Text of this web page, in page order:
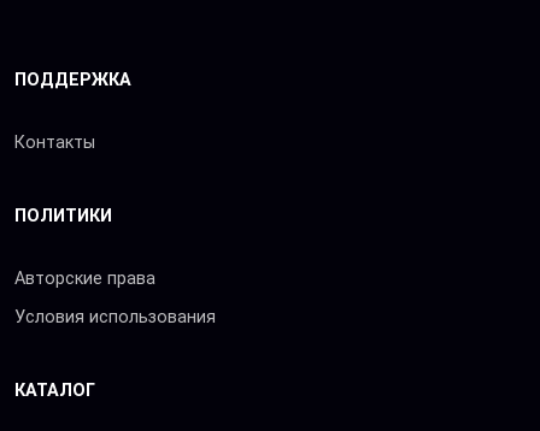
ПОДДЕРЖКА
Контакты
ПОЛИТИКИ
Авторские права
Условия использования
КАТАЛОГ